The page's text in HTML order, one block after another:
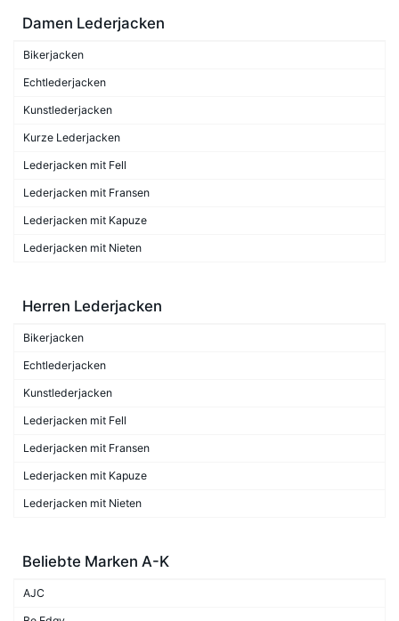
Damen Lederjacken
Bikerjacken
Echtlederjacken
Kunstlederjacken
Kurze Lederjacken
Lederjacken mit Fell
Lederjacken mit Fransen
Lederjacken mit Kapuze
Lederjacken mit Nieten
Herren Lederjacken
Bikerjacken
Echtlederjacken
Kunstlederjacken
Lederjacken mit Fell
Lederjacken mit Fransen
Lederjacken mit Kapuze
Lederjacken mit Nieten
Beliebte Marken A-K
AJC